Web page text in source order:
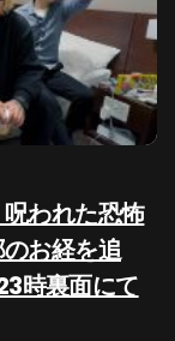
呪われた恐怖
お経を追
時裏面にて